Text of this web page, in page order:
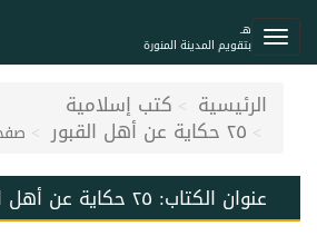
هـ
بتقويم المدينة المنورة
الرئيسية كتب إسلامية
٢٥ حكاية عن أهل القبور
عنوان الكتاب: ٢٥ حكاية عن أهل القبور